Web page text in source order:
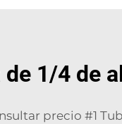
1/4 de
precio #1